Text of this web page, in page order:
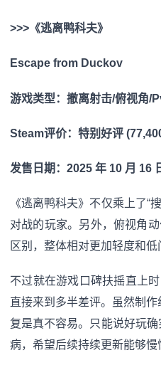
>>>《逃离鸭科夫》
Escape from Duckov
游戏类型：撤离射击/俯视角/
Steam评价：特别好评
发售日期：2025 年 10 月 16
《逃离鸭科夫》不仅乘上了“
对战的玩家。另外，俯视角
区别，整体相对更加轻度和
不过就在游戏口碑扶摇直上
直接来到多半差评。虽然制
复是真不容易。只能说好玩
病，希望后续持续更新能够慢